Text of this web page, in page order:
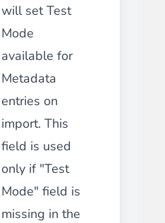
will set Test
Mode
available for
Metadata
entries on
import. This
field is used
only if "Test
Mode" field is
missing in the